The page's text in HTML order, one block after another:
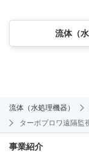
流体（
流体（水処理機器）
ターボブロワ遠隔監
事業紹介